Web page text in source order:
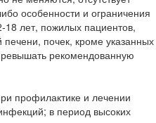
особенности и ограничения
лет, пожилых пациентов,
почек, кроме указанных
рекомендованную
профилактике и лечении
в период высоких